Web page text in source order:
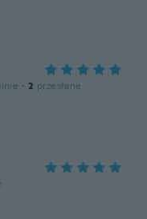
· 2 przesłane